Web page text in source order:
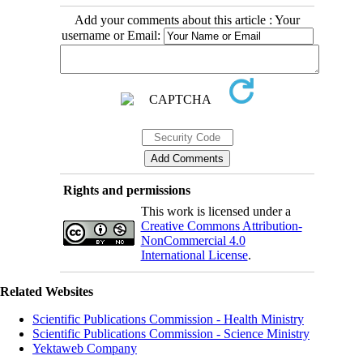
Add your comments about this article : Your
username or Email:
Rights and permissions
This work is licensed under a
Creative Commons Attribution-
NonCommercial 4.0
International License.
Related Websites
Scientific Publications Commission - Health Ministry
Scientific Publications Commission - Science Ministry
Yektaweb Company